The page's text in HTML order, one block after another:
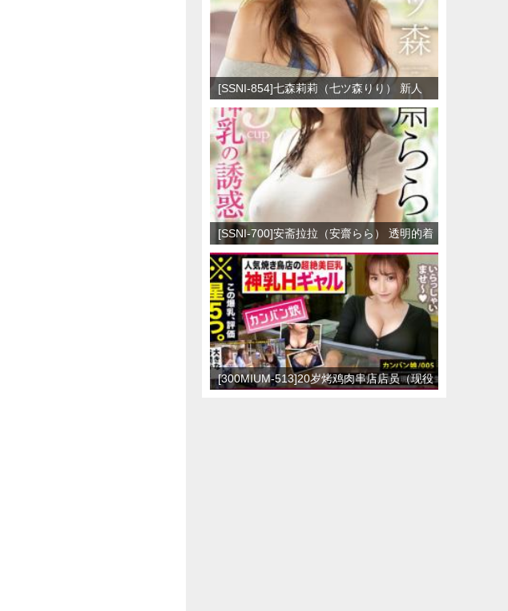
[SSNI-854]七森莉莉（七ツ森りり） 新人
NO.1 STYLE艺人
[SSNI-700]安斋拉拉（安齋らら） 透明的着
衣诱惑
[300MIUM-513]20岁烤鸡肉串店店员（现役